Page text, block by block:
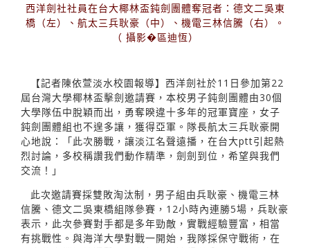
西洋劍社社員在台大椰林盃鈍劍團體奪冠者：德文二吳東
橋（左）、航太三兵耿豪（中）、機電三林信騰（右）。
（ 攝影�區迪恆）
【記者陳依萱淡水校園報導】西洋劍社於11日參加第22
屆台灣大學椰林盃擊劍邀請賽，本校男子鈍劍團體由30個
大學隊伍中脫穎而出，勇奪睽違十多年的冠軍寶座，女子
鈍劍團體組也不遑多讓，獲得亞軍。隊長航太三兵耿豪開
心地說：「此次勝戰，讓淡江名聲遠播，在台大ptt引起熱
烈討論，多校稱讚我們動作精準，劍劍到位，希望與我們
交流！」
此次邀請賽採雙敗淘汰制，男子組由兵耿豪、機電三林
信騰、德文二吳東橋組隊參賽，12小時內連勝5場，兵耿豪
表示，此次參賽對手都是多年勁敵，實戰經驗豐富，相當
有挑戰性。與海洋大學對戰一開始，我隊採保守戰術，在